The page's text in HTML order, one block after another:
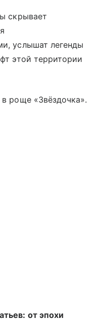
скрывает
услышат легенды
этой территории
роще «Звёздочка».
от эпохи